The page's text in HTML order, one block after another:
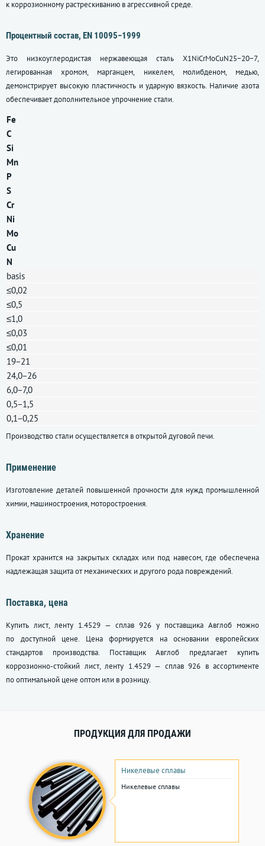
к коррозионному растрескиванию в агрессивной среде.
Процентный состав, EN 10095−1999
Это низкоуглеродистая нержавеющая сталь X1NiCrMoCuN25−20−7,
легированная хромом, марганцем, никелем, молибденом, медью,
демонстрирует высокую пластичность и ударную вязкость. Наличие азота
обеспечивает дополнительное упрочнение стали.
Fe
С
Si
Mn
P
S
Cr
Ni
Mo
Cu
N
basis
≤0,02
≤0,5
≤1,0
≤0,03
≤0,01
19−21
24,0−26
6,0−7,0
0,5−1,5
0,1−0,25
Производство стали осуществляется в открытой дуговой печи.
Применение
Изготовление деталей повышенной прочности для нужд промышленной
химии, машиностроения, моторостроения.
Хранение
Прокат хранится на закрытых складах или под навесом, где обеспечена
надлежащая защита от механических и другого рода повреждений.
Поставка, цена
Купить лист, ленту 1.4529 — сплав 926 у поставщика Авглоб можно
по доступной цене. Цена формируется на основании европейских
стандартов производства. Поставщик Авглоб предлагает купить
коррозионно-стойкий лист, ленту 1.4529 — сплав 926 в ассортименте
по оптимальной цене оптом или в розницу.
ПРОДУКЦИЯ ДЛЯ ПРОДАЖИ
Никелевые сплавы
Никелевые сплавы